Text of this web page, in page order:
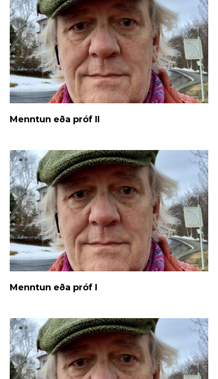
Menntun eða próf II
Menntun eða próf I